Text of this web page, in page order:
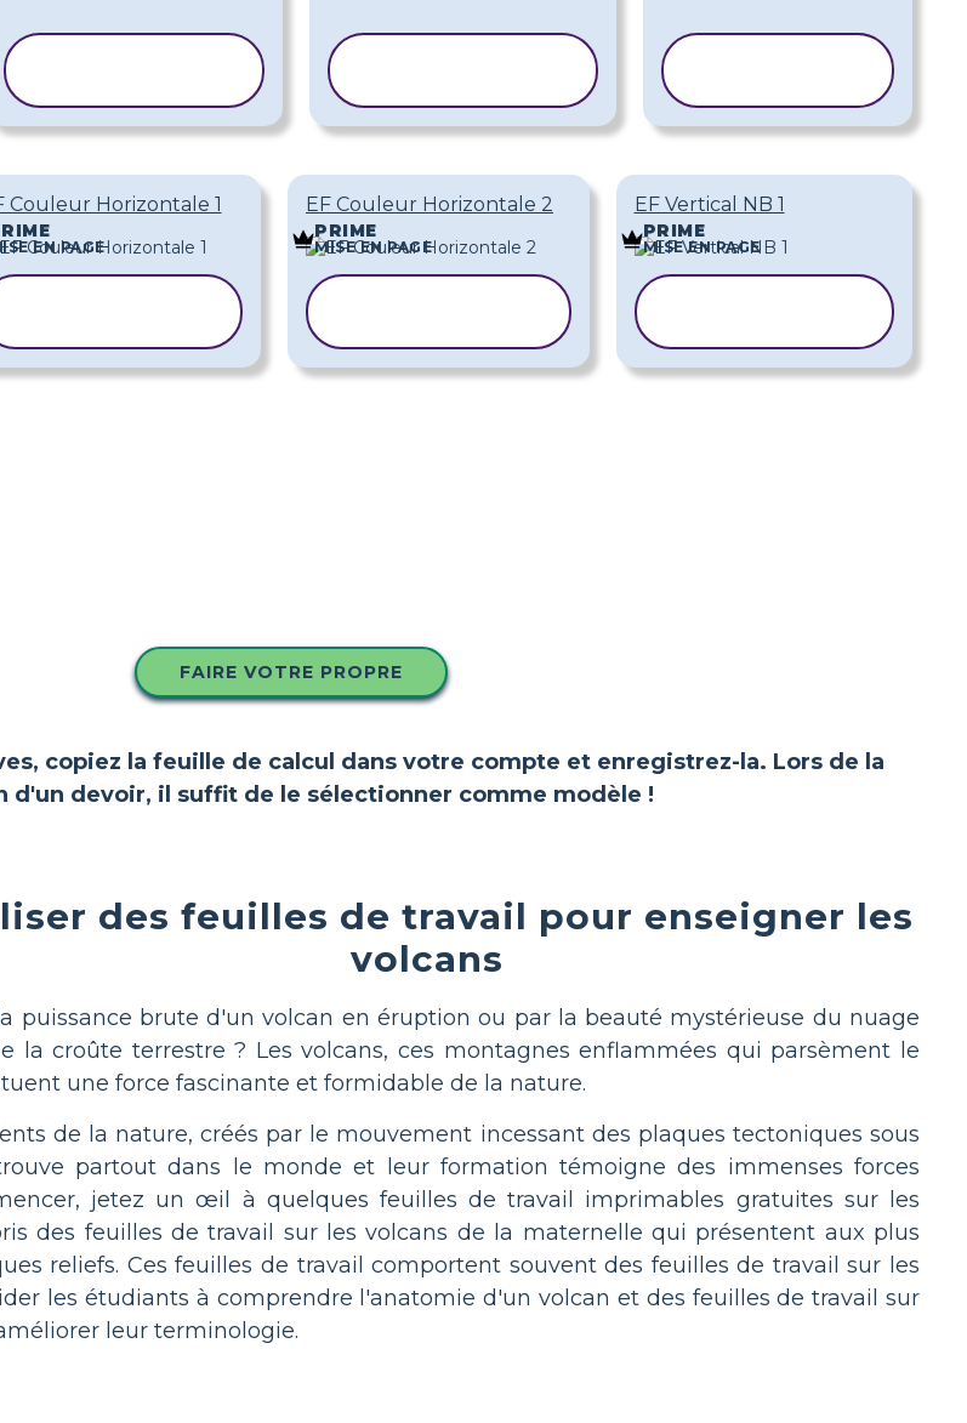
Couleur Horizontale 1
EN PAGE
EF Couleur Horizontale 2
PRIME
MISE EN PAGE
EF Vertical NB 1
PRIME
MISE EN PAGE
FAIRE VOTRE PROPRE
copiez la feuille de calcul dans votre compte et enregistrez-la. Lors de la
d'un devoir, il suffit de le sélectionner comme modèle !
des feuilles de travail pour enseigner les
volcans
puissance brute d'un volcan en éruption ou par la beauté mystérieuse du nuage
la croûte terrestre ? Les volcans, ces montagnes enflammées qui parsèment le
une force fascinante et formidable de la nature.
de la nature, créés par le mouvement incessant des plaques tectoniques sous
partout dans le monde et leur formation témoigne des immenses forces
jetez un œil à quelques feuilles de travail imprimables gratuites sur les
des feuilles de travail sur les volcans de la maternelle qui présentent aux plus
reliefs. Ces feuilles de travail comportent souvent des feuilles de travail sur les
les étudiants à comprendre l'anatomie d'un volcan et des feuilles de travail sur
leur terminologie.